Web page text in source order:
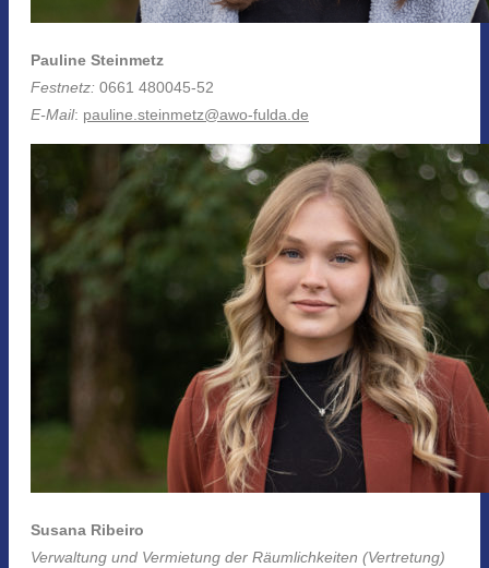
Pauline Steinmetz
Festnetz: 0661 480045-52
E-Mail: pauline.steinmetz@awo-fulda.de
Susana Ribeiro
Verwaltung und Vermietung der Räumlichkeiten (Vertretung)